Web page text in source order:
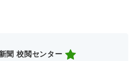
聞 校閲センター